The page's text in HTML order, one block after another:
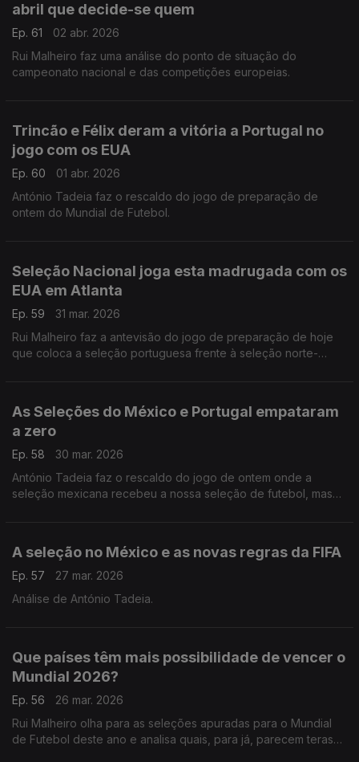
abril que decide-se quem
Ep. 61
02 abr. 2026
Rui Malheiro faz uma análise do ponto de situação do
campeonato nacional e das competições europeias.
Trincão e Félix deram a vitória a Portugal no
jogo com os EUA
Ep. 60
01 abr. 2026
António Tadeia faz o rescaldo do jogo de preparação de
ontem do Mundial de Futebol.
Seleção Nacional joga esta madrugada com os
EUA em Atlanta
Ep. 59
31 mar. 2026
Rui Malheiro faz a antevisão do jogo de preparação de hoje
que coloca a seleção portuguesa frente à seleção norte-
As Seleções do México e Portugal empataram
a zero
Ep. 58
30 mar. 2026
António Tadeia faz o rescaldo do jogo de ontem onde a
seleção mexicana recebeu a nossa seleção de futebol, mas
A seleção no México e as novas regras da FIFA
Ep. 57
27 mar. 2026
Análise de António Tadeia.
Que países têm mais possibilidade de vencer o
Mundial 2026?
Ep. 56
26 mar. 2026
Rui Malheiro olha para as seleções apuradas para o Mundial
de Futebol deste ano e analisa quais, para já, parecem teras